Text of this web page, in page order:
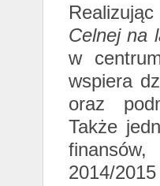
Celnej na
w
wspiera
oraz
Także
2014/